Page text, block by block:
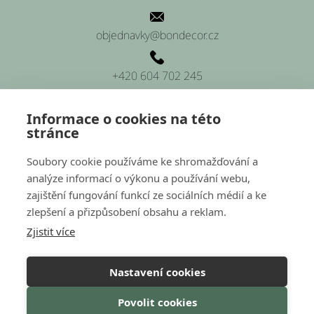
Informace o cookies na této
stránce
Soubory cookie používáme ke shromažďování a
analýze informací o výkonu a používání webu,
zajištění fungování funkcí ze sociálních médií a ke
zlepšení a přizpůsobení obsahu a reklam.
Zjistit více
Nastavení cookies
Povolit cookies
objednavky@bondecor.cz
+420 604 702 245
Platnéřská 88/9, Praha 1 (sídlo firmy)
Hluchov 157, 798 41 Hluchov (provozovna a sklady)
NakódovaloRemedio Digital|
Vytvořil Shoptet